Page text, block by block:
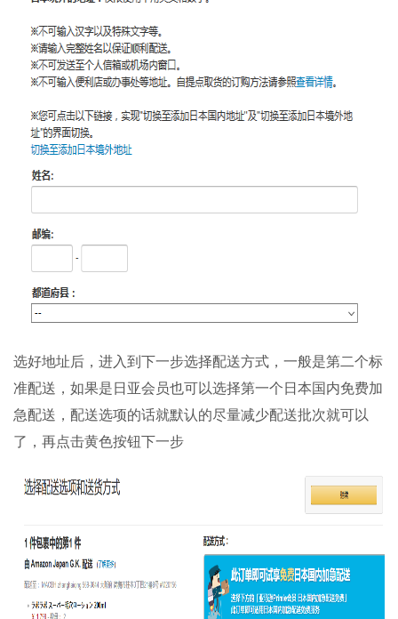
选好地址后，进入到下一步选择配送方式，一般是第二个标
准配送，如果是日亚会员也可以选择第一个日本国内免费加
急配送，配送选项的话就默认的尽量减少配送批次就可以
了，再点击黄色按钮下一步